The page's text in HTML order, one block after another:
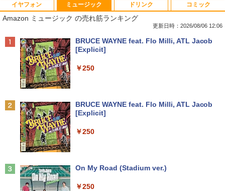
1
超得1,000円OFF｜新生活応援 豪華特典
付き｜最新OS対応 第8世代｜最大180日
保証｜Core i3 第8世代｜中古ノートパソ
トパソコン 15.6 テンキー付き｜ノートパ
ソコン Microsoft Office付き｜ノートパ
【★最大100%ポイント】【新生活応援・
Let's note CF-SZ6/第7世代 Core i5/メモ
トパソコン/Windows11/Windows10
￥19,999
1
【中古】 自作機 Z170 PRO GAMING Co
re i7 6700K タワー型 USB3.0 HDMI ジャ
￥9,310
3.1GHz Win11 Pro SSD ミニパソコン U
SB3.2×4 3画面 4K 高速2.4G/5GWi-Fi B
プパソコン 新品 22型 Windows11 Offic
1
【送料無料】TF: 富士通 23.8型液晶ディ
スプレイ DY24-9T / B24-9 TS/ FullHD
1920x1080/ D-sub,DVI,Displayport フ
古モニター /24型 ワイド 液晶モニター
【3ケ月保証】
￥6,480
モニター 27インチ 100Hz FHD VAパネル
スピーカー搭載 ブルーライト軽減 ノング
調整 高視野角 178° Adaptive-Sync対応
1
漫画 いしぶみ 原爆が落ちてくると
き、ぼくらは空を見ていた （一般書 51
1） [ 広島テレビ放送編『いしぶみ』 ]
￥1,650
￥1,650
イヤフォン
Anker Soundcore P40i オフホワイト
Anker Soundcore P31i ブラック
Anker Soundcore Liberty 5 ミッドナイトブ
ミュージック
Amazon ミュージック の売れ筋ランキング
更新日時：2026/08/06 12:06
BRUCE WAYNE feat. Flo Milli, ATL Jacob
[Explicit]
￥250
BRUCE WAYNE feat. Flo Milli, ATL Jacob
[Explicit]
￥250
On My Road (Stadium ver.)
￥250
ドリンク コミック